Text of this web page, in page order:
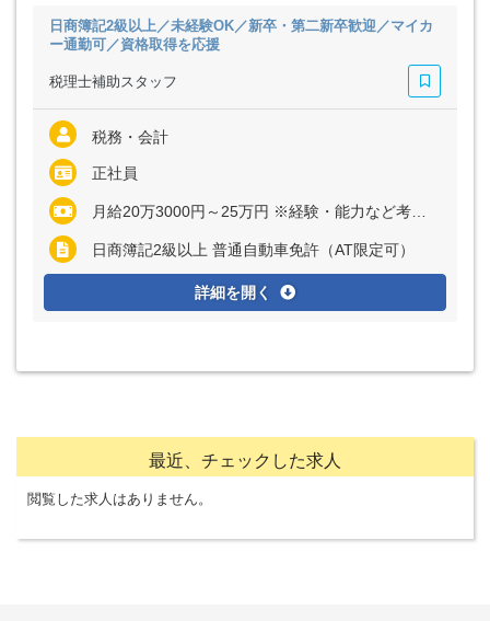
日商簿記2級以上／未経験OK／新卒・第二新卒歓迎／マイカ
ー通勤可／資格取得を応援
税理士補助スタッフ
税務・会計
正社員
月給20万3000円～25万円 ※経験・能力など考慮の上、決定いたします ※残業代は全額支給
日商簿記2級以上 普通自動車免許（AT限定可）
詳細を開く
最近、チェックした求人
閲覧した求人はありません。